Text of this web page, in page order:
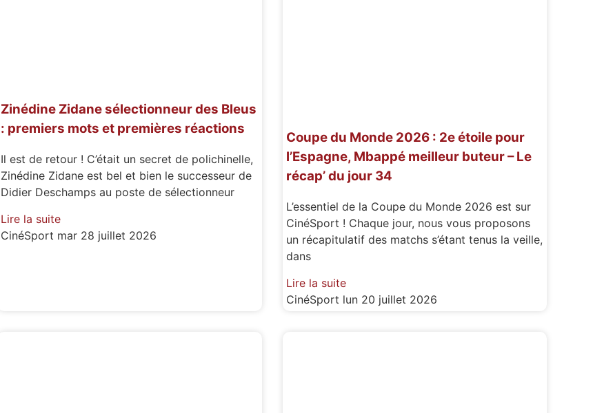
Zinédine Zidane sélectionneur des Bleus
: premiers mots et premières réactions
Il est de retour ! C’était un secret de polichinelle,
Zinédine Zidane est bel et bien le successeur de
Didier Deschamps au poste de sélectionneur
Lire la suite
CinéSport mar 28 juillet 2026
Coupe du Monde 2026 : 2e étoile pour
l’Espagne, Mbappé meilleur buteur – Le
récap’ du jour 34
L’essentiel de la Coupe du Monde 2026 est sur
CinéSport ! Chaque jour, nous vous proposons
un récapitulatif des matchs s’étant tenus la veille,
dans
Lire la suite
CinéSport lun 20 juillet 2026